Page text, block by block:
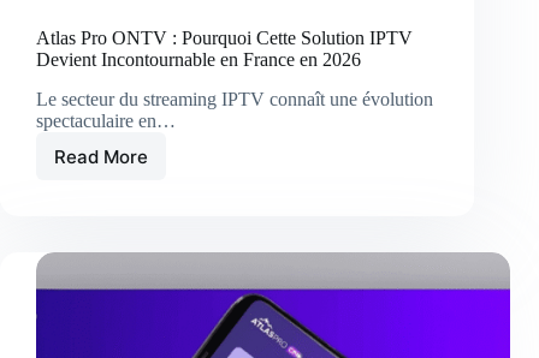
Atlas Pro ONTV : Pourquoi Cette Solution IPTV
Devient Incontournable en France en 2026
Le secteur du streaming IPTV connaît une évolution
spectaculaire en…
Read More
Atlas
Pourquoi